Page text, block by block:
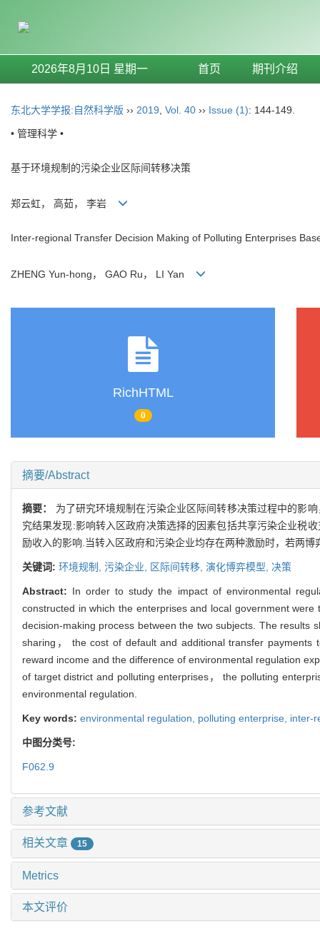
2026年8月10日 星期一 首页 期刊介绍
东北大学学报:自然科学版 ›› 2019 Vol. 40 ›› Issue (1): 144-149.
• 管理科学 •
基于环境规制的污染企业区际间转移决策
郑云虹， 高茹， 李岩
Inter-regional Transfer Decision Making of Polluting Enterprises
ZHENG Yun-hong， GAO Ru， LI Yan
RichHTML
0
摘要/Abstract
摘要： 为了研究环境规制在污染企业区际间转移决策过程中的影
究结果发现:影响转入区政府决策选择的因素包括共享污染企业税
励收入的影响.当转入区政府和污染企业均存在两种激励时，若两
关键词: 环境规制, 污染企业, 区际间转移, 演化博弈模型, 决策
Abstract: In order to study the impact of environmental
constructed in which the enterprises and local government
decision-making process between the two subjects. The
sharing， the cost of default and additional transfer payments
reward income and the difference of environmental regulation
of target district and polluting enterprises， the polluting
environmental regulation.
Key words: environmental regulation, polluting enterprise, inter-
中图分类号:
F062.9
参考文献
相关文章 15
Metrics
本文评价